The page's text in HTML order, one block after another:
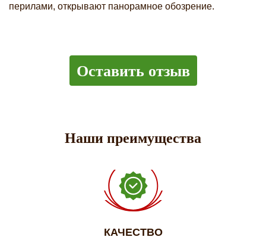
перилами, открывают панорамное обозрение.
Оставить отзыв
Наши преимущества
КАЧЕСТВО